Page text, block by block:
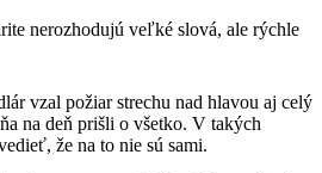
nerozhodujú veľké slová, ale rýchle
vzal požiar strechu nad hlavou aj celý
na deň prišli o všetko. V takých
že na to nie sú sami.